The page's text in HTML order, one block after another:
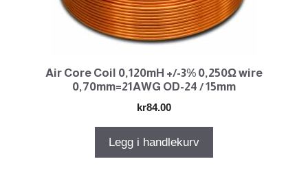
Air Core Coil 0,120mH +/-3% 0,250Ω wire
0,70mm=21AWG OD-24 / 15mm
kr84.00
Legg i handlekurv